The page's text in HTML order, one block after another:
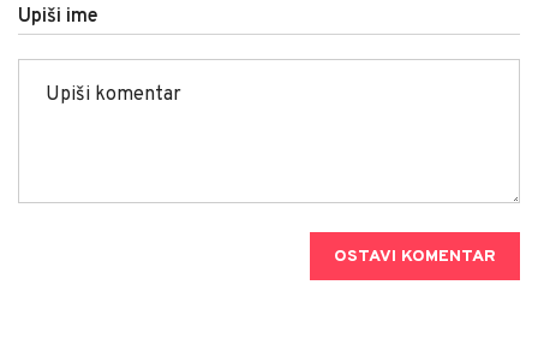
Upiši ime
OSTAVI KOMENTAR